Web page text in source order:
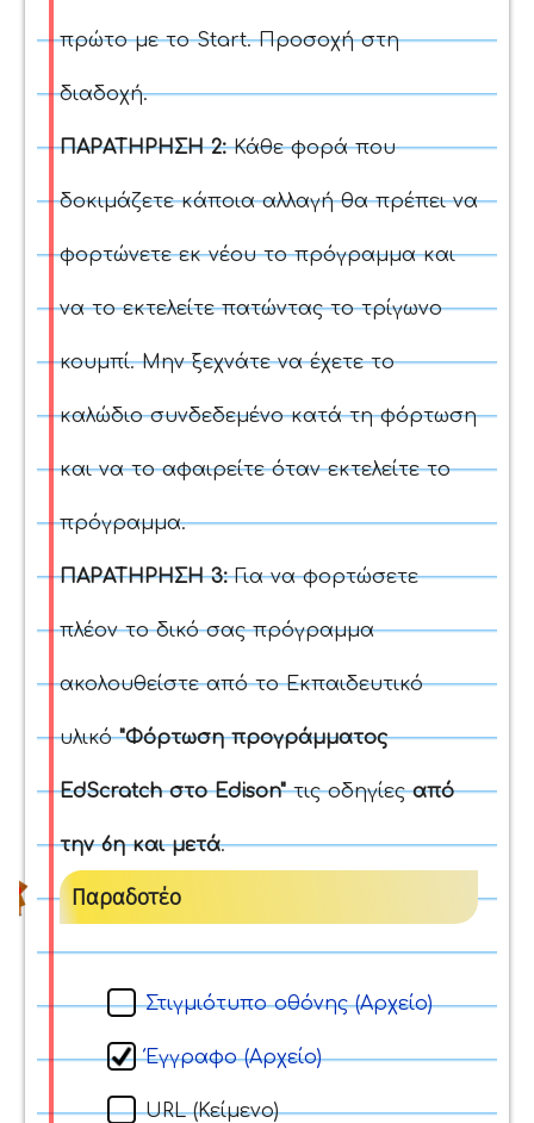
πρώτο με το Start. Προσοχή στη
διαδοχή.
ΠΑΡΑΤΗΡΗΣΗ 2:Κάθε φορά που
δοκιμάζετε κάποια αλλαγή θα πρέπει να
φορτώνετε εκ νέου το πρόγραμμα και
να το εκτελείτε πατώντας το τρίγωνο
κουμπί. Μην ξεχνάτε να έχετε το
καλώδιο συνδεδεμένο κατά τη φόρτωση
και να το αφαιρείτε όταν εκτελείτε το
πρόγραμμα.
ΠΑΡΑΤΗΡΗΣΗ 3:Για να φορτώσετε
πλέον το δικό σας πρόγραμμα
ακολουθείστε από το Εκπαιδευτικό
υλικό"Φόρτωση προγράμματος
EdScratch στο Edison" τις οδηγίεςαπό
την 6η και μετά.
Παραδοτέο
Στιγμιότυπο οθόνης (Αρχείο)
Έγγραφο (Αρχείο)
URL (Κείμενο)